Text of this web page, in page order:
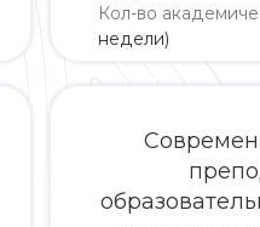
Кол-во
недели)
4